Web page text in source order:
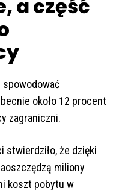
a część
spowodować
około 12 procent
zagraniczni.
że dzięki
miliony
koszt pobytu w